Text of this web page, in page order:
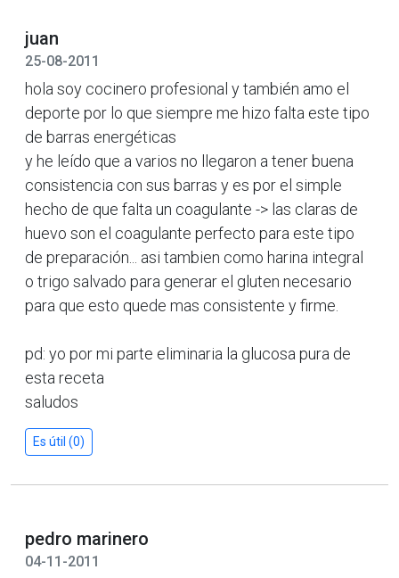
juan
25-08-2011
hola soy cocinero profesional y también amo el
deporte por lo que siempre me hizo falta este tipo
de barras energéticas
y he leído que a varios no llegaron a tener buena
consistencia con sus barras y es por el simple
hecho de que falta un coagulante -> las claras de
huevo son el coagulante perfecto para este tipo
de preparación... asi tambien como harina integral
o trigo salvado para generar el gluten necesario
para que esto quede mas consistente y firme.
pd: yo por mi parte eliminaria la glucosa pura de
esta receta
saludos
Es útil (0)
pedro marinero
04-11-2011